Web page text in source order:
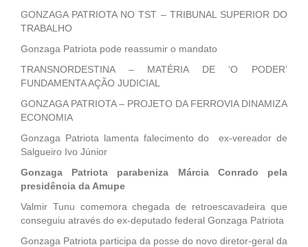
GONZAGA PATRIOTA NO TST – TRIBUNAL SUPERIOR DO
TRABALHO
Gonzaga Patriota pode reassumir o mandato
TRANSNORDESTINA – MATÉRIA DE ‘O PODER’
FUNDAMENTA AÇÃO JUDICIAL
GONZAGA PATRIOTA – PROJETO DA FERROVIA DINAMIZA
ECONOMIA
Gonzaga Patriota lamenta falecimento do ex-vereador de
Salgueiro Ivo Júnior
Gonzaga Patriota parabeniza Márcia Conrado pela
presidência da Amupe
Valmir Tunu comemora chegada de retroescavadeira que
conseguiu através do ex-deputado federal Gonzaga Patriota
Gonzaga Patriota participa da posse do novo diretor-geral da